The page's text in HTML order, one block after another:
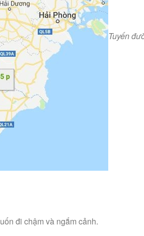
Tuyến
đi chậm và ngắm cảnh.